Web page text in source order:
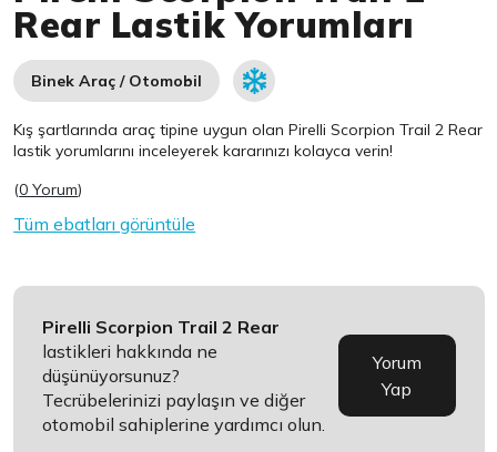
Rear Lastik Yorumları
Binek Araç / Otomobil
Kış şartlarında araç tipine uygun olanPirelli Scorpion Trail 2 Rear
lastik yorumlarını inceleyerek kararınızı kolayca verin!
(0 Yorum)
Tüm ebatları görüntüle
Pirelli Scorpion Trail 2 Rear
lastikleri hakkında ne
düşünüyorsunuz?
Tecrübelerinizi paylaşın ve diğer
otomobil sahiplerine yardımcı olun.
Yorum
Yap